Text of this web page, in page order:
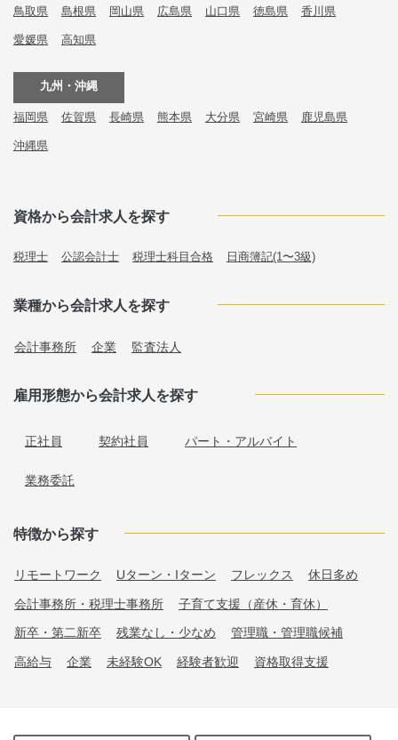
鳥取県 島根県 岡山県 広島県 山口県 徳島県 香川県
愛媛県 高知県
九州・沖縄
福岡県 佐賀県 長崎県 熊本県 大分県 宮崎県 鹿児島県
沖縄県
資格から会計求人を探す
税理士 公認会計士 税理士科目合格 日商簿記(1〜3級)
業種から会計求人を探す
会計事務所 企業 監査法人
雇用形態から会計求人を探す
正社員 契約社員 パート・アルバイト
業務委託
特徴から探す
リモートワーク Uターン・Iターン フレックス 休日多め
会計事務所・税理士事務所 子育て支援（産休・育休）
新卒・第二新卒 残業なし・少なめ 管理職・管理職候補
高給与 企業 未経験OK 経験者歓迎 資格取得支援